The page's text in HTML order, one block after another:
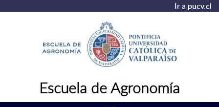
Ir a pucv.cl
Escuela de Agronomía